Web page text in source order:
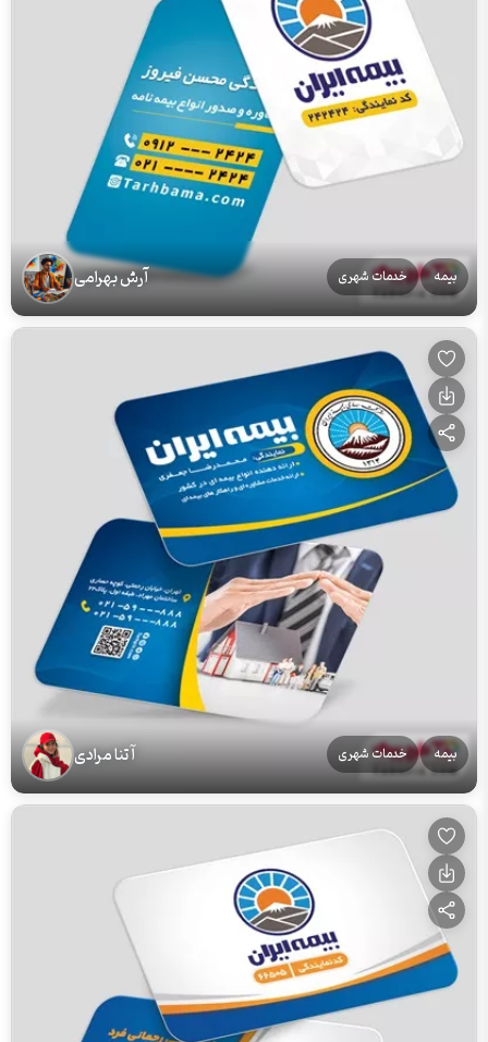
بیمه خدمات شهری آرش بهرامی
بیمه خدمات شهری آتنا مرادی